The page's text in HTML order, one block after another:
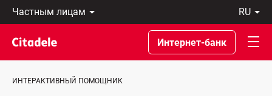
Частным
лицам
Предприятиям
Private
Banking
банке
ru
Latviski
По-
русски
In
Интернет-банк
ИНТЕРАКТИВНЫЙ ПОМОЩНИК